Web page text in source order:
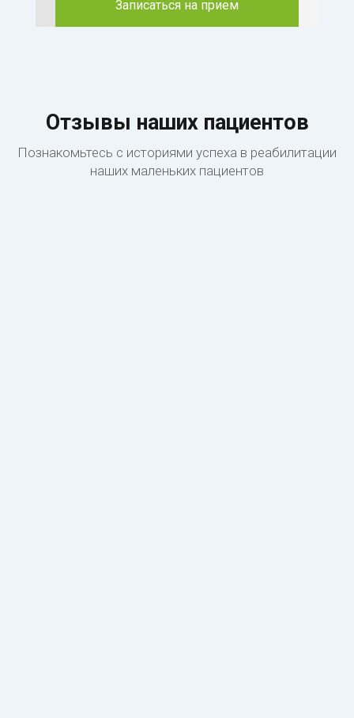
Записаться на прием
Отзывы наших пациентов
Познакомьтесь с историями успеха в реабилитации
наших маленьких пациентов